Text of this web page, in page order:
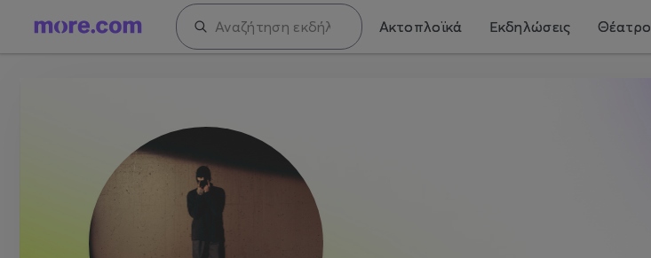
Ακτοπλοϊκά Εκδηλώσεις Θέατρο